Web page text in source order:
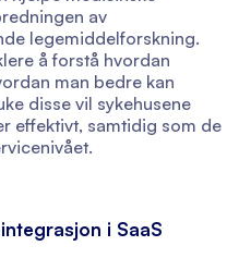
av
legemiddelforskning.
å forstå hvordan
man bedre kan
disse vil sykehusene
effektivt, samtidig som de
i SaaS